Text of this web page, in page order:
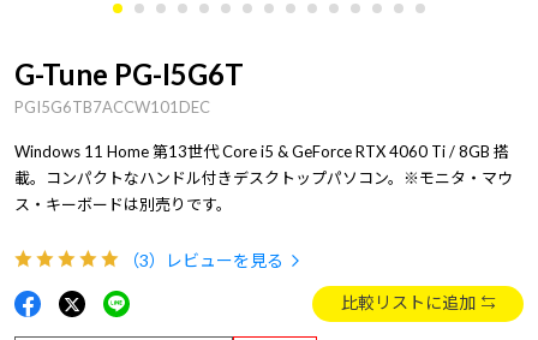
G-Tune PG-I5G6T
PGI5G6TB7ACCW101DEC
Windows 11 Home 第13世代 Core i5 & GeForce RTX 4060 Ti / 8GB 搭
載。コンパクトなハンドル付きデスクトップパソコン。※モニタ・マウ
ス・キーボードは別売りです。
（3） レビューを見る
比較リストに追加